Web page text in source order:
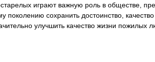
играют важную роль в обществе,
поколению сохранить достоинство,
улучшить качество жизни пожилых